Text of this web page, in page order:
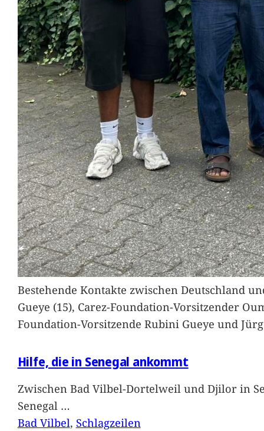
Bestehende Kontakte zwischen Deutschland
Gueye (15), Carez-Foundation-Vorsitzender
Foundation-Vorsitzende Rubini Gueye und
Hilfe, die in Senegal ankommt
Zwischen Bad Vilbel-Dortelweil und Djilor in
Senegal …
Bad Vilbel, Schlagzeilen